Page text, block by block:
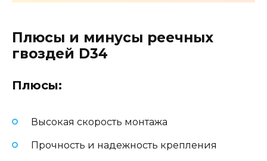
Плюсы и минусы реечных
гвоздей D34
Плюсы:
Высокая скорость монтажа
Прочность и надежность крепления